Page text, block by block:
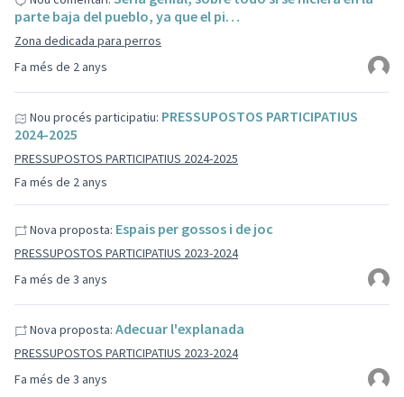
Fa més de 2 anys
parte baja del pueblo, ya que el pi…
Zona dedicada para perros
Fa més de 2 anys
Nou procés participatiu: PRESSUPOSTOS PARTICIPATIUS
2024-2025
PRESSUPOSTOS PARTICIPATIUS 2024-2025
Fa més de 3 anys
Nova proposta: Espais per gossos i de joc
PRESSUPOSTOS PARTICIPATIUS 2023-2024
Fa més de 3 anys
Nova proposta: Adecuar l'explanada
PRESSUPOSTOS PARTICIPATIUS 2023-2024